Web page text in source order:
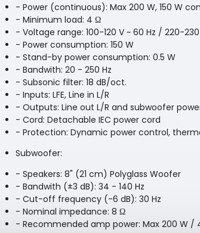
- Power (continuous): Max 200 W, 150 W
- Minimum load: 4 Ω
- Voltage range: 100-120 V ~ 60 Hz / 220-230
- Power consumption: 150 W
- Stand-by power consumption: 0.5 W
- Bandwith: 20 - 250 Hz
- Subsonic filter: 18 dB/oct.
- Inputs: LFE, Line in L/R
- Outputs: Line out L/R and subwoofer
- Cord: Detachable IEC power cord
- Protection: Dynamic power control,
Subwoofer:
- Speakers: 8" (21 cm) Polyglass Woofer
- Bandwith (±3 dB): 34 - 140 Hz
- Cut-off frequency (-6 dB): 30 Hz
- Nominal impedance: 8 Ω
- Recommended amp power: Max 200 W /